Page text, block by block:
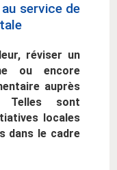
service de
réviser un
ou encore
auprès
Telles sont
locales
dans le cadre